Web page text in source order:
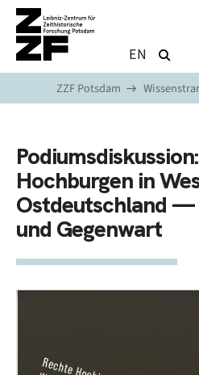
Direkt zum Inhalt
EN
ZZF Potsdam
Hochburgen in
Ostdeutschland —
und Gegenwart